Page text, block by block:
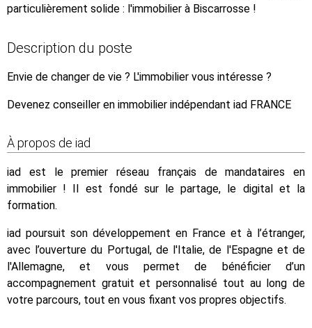
particulièrement solide : l'immobilier à Biscarrosse !
Description du poste
Envie de changer de vie ? L'immobilier vous intéresse ?
Devenez conseiller en immobilier indépendant iad FRANCE
À propos de iad
iad est le premier réseau français de mandataires en
immobilier ! Il est fondé sur le partage, le digital et la
formation.
iad poursuit son développement en France et à l’étranger,
avec l’ouverture du Portugal, de l'Italie, de l'Espagne et de
l'Allemagne, et vous permet de bénéficier d’un
accompagnement gratuit et personnalisé tout au long de
votre parcours, tout en vous fixant vos propres objectifs.